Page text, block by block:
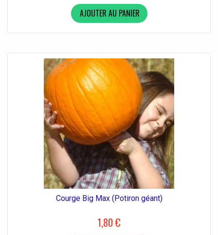
AJOUTER AU PANIER
Courge Big Max (Potiron géant)
1,80 €